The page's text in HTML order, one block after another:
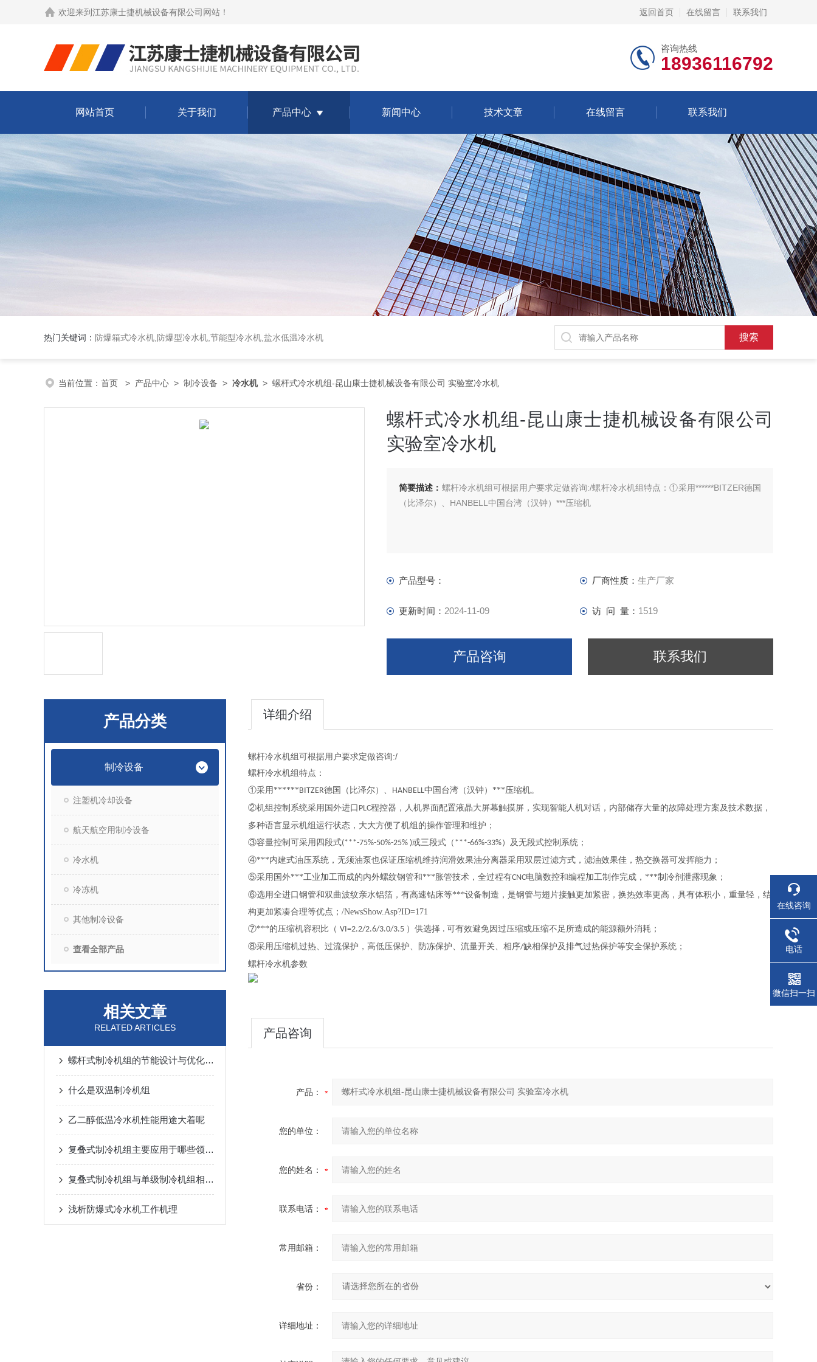
欢迎来到 江苏康士捷机械设备有限公司网站 ！ 返回首页 在线留言 联系我们
咨询热线
18936116792
网站首页 关于我们 产品中心 新闻中心 技术文章 在线留言 联系我们
热门关键词： 防爆箱式冷水机,防爆型冷水机,节能型冷水机,盐水低温冷水机
当前位置： 首页 > 产品中心 > 制冷设备 > 冷水机> 螺杆式冷水机组-昆山康士捷机械设备有限公司 实验室冷水机
螺杆式冷水机组-昆山康士捷机械设备有限公司
实验室冷水机
简要描述： 螺杆冷水机组可根据用户要求定做咨询:/螺杆冷水机组特点：①采用******BITZER德国
（比泽尔）、HANBELL中国台湾（汉钟）***压缩机
产品型号： 厂商性质： 生产厂家
更新时间： 2024-11-09 访 问 量： 1519
产品咨询 联系我们
产品分类
制冷设备
注塑机冷却设备
航天航空用制冷设备
冷水机
冷冻机
其他制冷设备
查看全部产品
相关文章
RELATED ARTICLES
螺杆式制冷机组的节能设计与优化策略
什么是双温制冷机组
乙二醇低温冷水机性能用途大着呢
复叠式制冷机组主要应用于哪些领域？
复叠式制冷机组与单级制冷机组相比有哪些优势？
浅析​防爆式冷水机工作机理
详细介绍
螺杆冷水机组可根据用户要求定做咨询:/
螺杆冷水机组特点：
①采用******BITZER德国（比泽尔）、 HANBELL中国台湾（汉钟）***压缩机。
②机组控制系统采用国外进口 PLC程控器，人机界面配置液晶大屏幕触摸屏，实现智能人机对话，内部储存大量的故障处理方案及技术数据，
多种语言显示机组运行状态，大大方便了机组的操作管理和维护；
③容量控制可采用四段式(***-75%-50%-25% )或三段式（ ***-66%-33%）及无段式控制系统；
④***内建式油压系统，无须油泵也保证压缩机维持润滑效果油分离器采用双层过滤方式，滤油效果佳，热交换器可发挥能力；
⑤采用国外***工业加工而成的内外螺纹钢管和***胀管技术，全过程有CNC电脑数控和编程加工制作完成，***制冷剂泄露现象；
⑥选用全进口钢管和双曲波纹亲水铝箔，有高速钻床等***设备制造，是钢管与翅片接触更加紧密，换热效率更高，具有体积小，重量轻，结
构更加紧凑合理等优点；/NewsShow.Asp?ID=171
⑦***的压缩机容积比（ VI=2.2/2.6/3.0/3.5 ）供选择 . 可有效避免因过压缩或压缩不足所造成的能源额外消耗；
⑧采用压缩机过热、过流保护，高低压保护、防冻保护、流量开关、相序/缺相保护及排气过热保护等安全保护系统；
螺杆冷水机参数
产品咨询
产品：
您的单位：
您的姓名：
联系电话：
常用邮箱：
省份：
详细地址：
在线咨询
电话
微信扫一扫